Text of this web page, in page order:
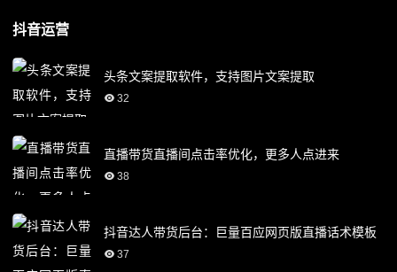
抖音运营
头条文案提取软件，支持图片文案提取
32
直播带货直播间点击率优化，更多人点进来
38
抖音达人带货后台：巨量百应网页版直播话术模板
37